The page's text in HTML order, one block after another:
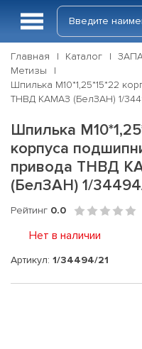
Главная Каталог
Метизы
Шпилька М10*1,25*15*22
ТНВД КАМАЗ (БелЗАН) 1/
Шпилька
корпуса
привода ТНВД
(БелЗАН) 1/
Рейтинг 0.0
Нет в наличии
Артикул: 1/34494/21